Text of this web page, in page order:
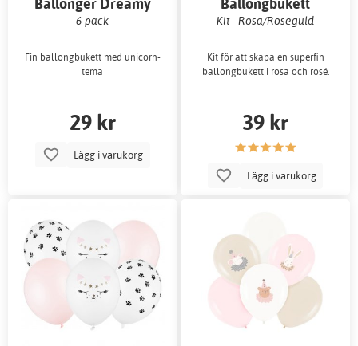
Unicorn
6-pack
Fin ballongbukett med unicorn-
tema
29 kr
Lägg i varukorg
Kit - Rosa/Roseguld
Kit för att skapa en superfin
ballongbukett i rosa och rosé.
39 kr
Lägg i varukorg